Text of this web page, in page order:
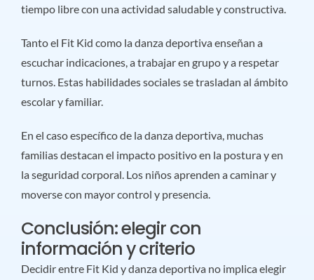
tiempo libre con una actividad saludable y constructiva.
Tanto el Fit Kid como la danza deportiva enseñan a
escuchar indicaciones, a trabajar en grupo y a respetar
turnos. Estas habilidades sociales se trasladan al ámbito
escolar y familiar.
En el caso específico de la danza deportiva, muchas
familias destacan el impacto positivo en la postura y en
la seguridad corporal. Los niños aprenden a caminar y
moverse con mayor control y presencia.
Conclusión: elegir con
información y criterio
Decidir entre Fit Kid y danza deportiva no implica elegir